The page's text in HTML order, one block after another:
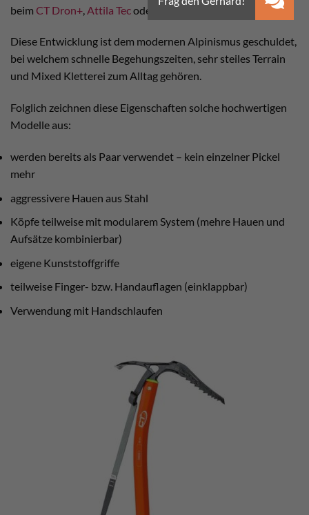
beim CT Dron+ Attila Tecoder dem Petzl Sum´Tec.
Diese Entwicklung ist dem modernen Alpinismus geschuldet,
bei welchem schnelle Begehungszeiten, sehr steiles Terrain
und Mixed Kletterei zum Alltag gehören.
Folglich zeichnen diese Eigenschaften solche hochwertigen
Modelle aus:
werden bereits als Paar verwendet – kein einzelner Pickel
mehr
aggressivere Hauen aus Stahl
Köpfe teilweise mit modularem System (mehre Hauen und
Aufsätze kombinierbar)
eigene Kunststoffgriffe
teilweise Finger- bzw. Handauflagen (einklappbar)
Verwendung mit Handschlaufen